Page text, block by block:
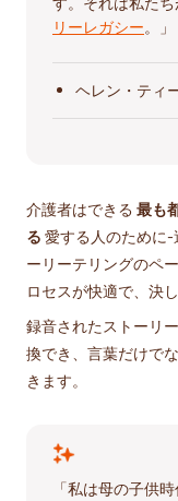
リーレガシー。」
ヘレン・ティ
介護者はできる 最も
る 愛する人のために-
ーリーテリングのペ
ロセスが快適で、決
録音されたストーリ
換でき、言葉だけで
きます。
「私は母の子供